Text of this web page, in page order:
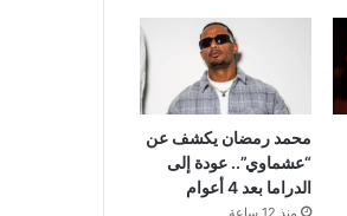
محمد رمضان يكشف عن
“عشماوي”.. عودة إلى
الدراما بعد 4 أعوام
منذ 12 ساعة